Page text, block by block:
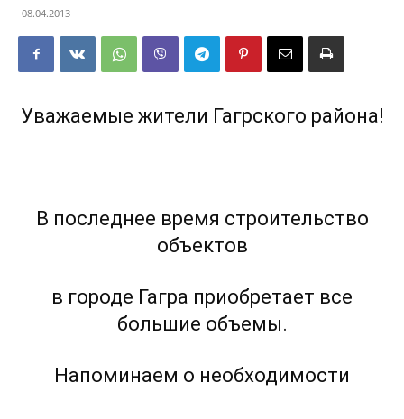
08.04.2013
Уважаемые жители Гагрского района!
В последнее время строительство
объектов
в городе Гагра приобретает все
большие объемы.
Напоминаем о необходимости